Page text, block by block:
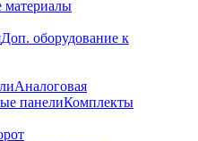
материалы
Доп. оборудование к
Аналоговая
панелиКомплекты